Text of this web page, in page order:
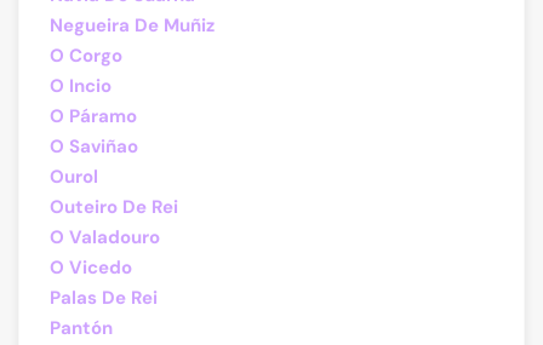
Negueira De Muñiz
O Corgo
O Incio
O Páramo
O Saviñao
Ourol
Outeiro De Rei
O Valadouro
O Vicedo
Palas De Rei
Pantón